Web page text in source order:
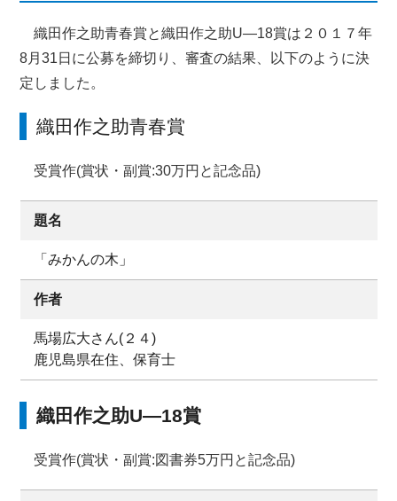
織田作之助青春賞と織田作之助U―18賞は２０１７年
8月31日に公募を締切り、審査の結果、以下のように決
定しました。
織田作之助青春賞
受賞作(賞状・副賞:30万円と記念品)
題名
「みかんの木」
作者
馬場広大さん(２４)
鹿児島県在住、保育士
織田作之助U―18賞
受賞作(賞状・副賞:図書券5万円と記念品)